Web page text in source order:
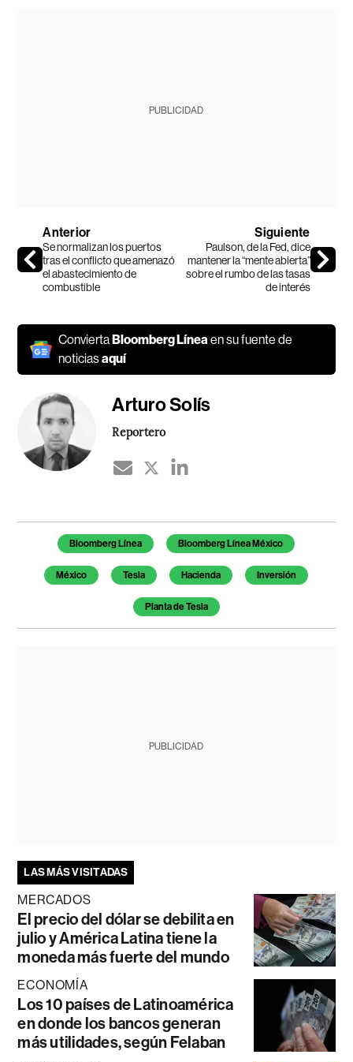
PUBLICIDAD
Anterior
Se normalizan los puertos
tras el conflicto que amenazó
el abastecimiento de
combustible
Siguiente
Paulson, de la Fed, dice
mantener la “mente abierta”
sobre el rumbo de las tasas
de interés
ConviertaBloomberg Líneaen su fuente de
noticiasaquí
Arturo Solís
Reportero
Temas de este artículo
Bloomberg Línea Bloomberg Línea México
México Tesla Hacienda Inversión
Planta de Tesla
PUBLICIDAD
LAS MÁS VISITADAS
MERCADOS
El precio del dólar se debilita en
julio y América Latina tiene la
moneda más fuerte del mundo
ECONOMÍA
Los 10 países de Latinoamérica
en donde los bancos generan
más utilidades, según Felaban